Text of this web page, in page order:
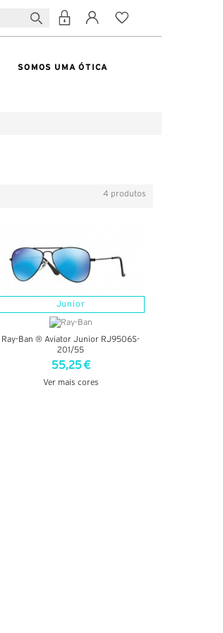
SOMOS UMA ÓTICA
4 produtos
Junior
Ray-Ban ® Aviator Junior RJ9506S-
201/55
55,25 €
Ver mais cores